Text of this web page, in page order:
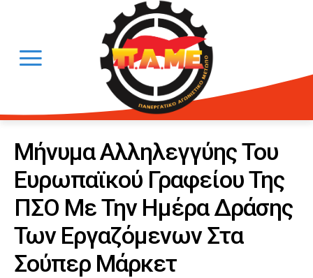
Μήνυμα Αλληλεγγύης Του
Ευρωπαϊκού Γραφείου Της
ΠΣΟ Με Την Ημέρα Δράσης
Των Εργαζόμενων Στα
Σούπερ Μάρκετ